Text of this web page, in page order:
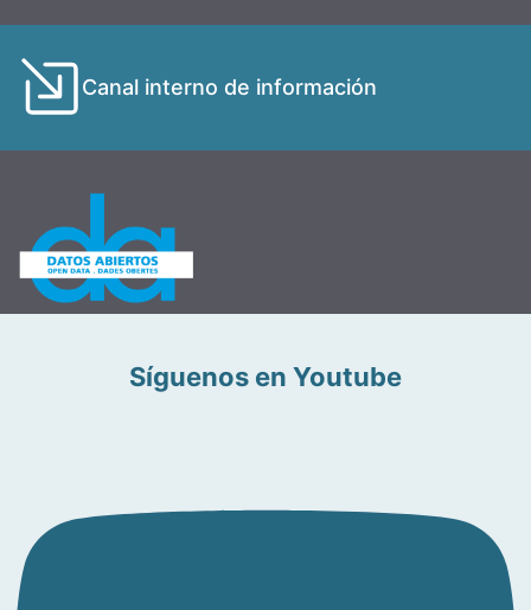
Canal interno de información
Síguenos en Youtube